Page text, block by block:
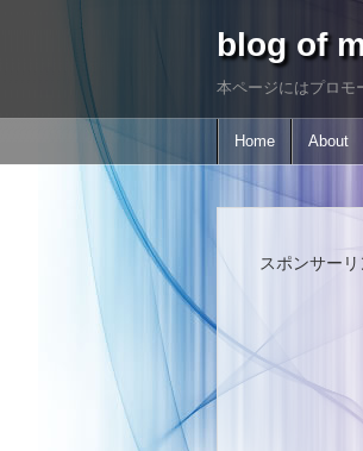
blog of
本ページにはプロモ
Home About
スポンサーリ